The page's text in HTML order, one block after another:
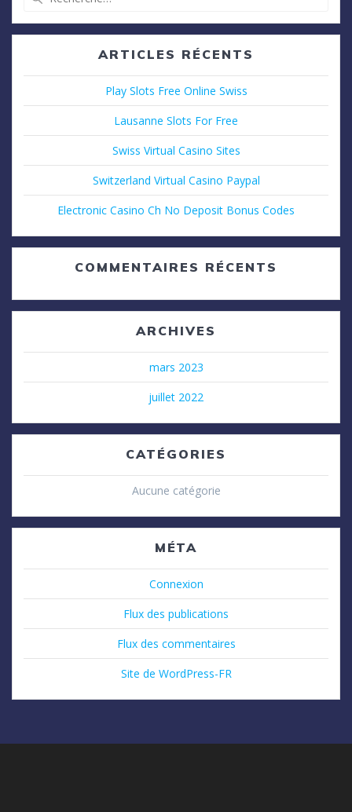
:
ARTICLES RÉCENTS
Play Slots Free Online Swiss
Lausanne Slots For Free
Swiss Virtual Casino Sites
Switzerland Virtual Casino Paypal
Electronic Casino Ch No Deposit Bonus Codes
COMMENTAIRES RÉCENTS
ARCHIVES
mars 2023
juillet 2022
CATÉGORIES
Aucune catégorie
MÉTA
Connexion
Flux des publications
Flux des commentaires
Site de WordPress-FR